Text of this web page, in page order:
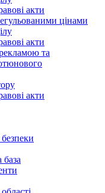
акти
цінами
акти
та
акти
безпеки